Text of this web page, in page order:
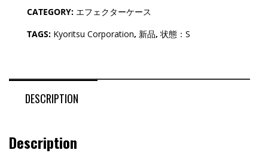
CATEGORY: エフェクターケース
TAGS: Kyoritsu Corporation, 新品, 状態：S
DESCRIPTION
Description